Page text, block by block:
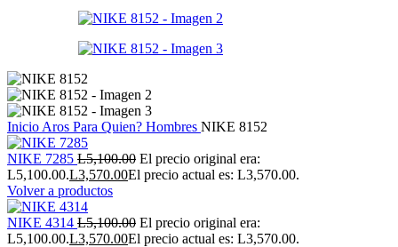
Inicio Aros Para Quien? Hombres NIKE 8152
NIKE 7285 L5,100.00 El precio original era:
L5,100.00.L3,570.00El precio actual es: L3,570.00.
Volver a productos
NIKE 4314 L5,100.00 El precio original era:
L5,100.00.L3,570.00El precio actual es: L3,570.00.